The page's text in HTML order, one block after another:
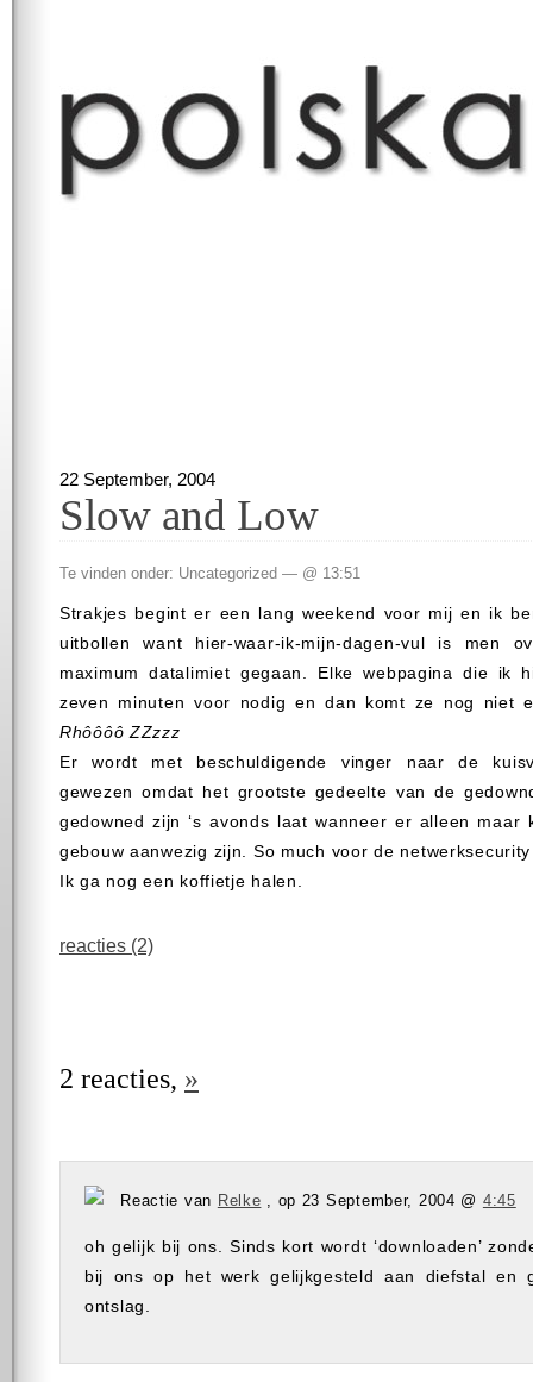
22 September, 2004
Slow and Low
Te vinden onder: Uncategorized — @ 13:51
Strakjes begint er een lang weekend voor mij en ik
uitbollen want hier-waar-ik-mijn-dagen-vul is men
maximum datalimiet gegaan. Elke webpagina die ik
zeven minuten voor nodig en dan komt ze nog niet
Rhôôôô ZZzzz
Er wordt met beschuldigende vinger naar de
gewezen omdat het grootste gedeelte van de
gedowned zijn ‘s avonds laat wanneer er alleen maar
gebouw aanwezig zijn. So much voor de
Ik ga nog een koffietje halen.
reacties (2)
2 reacties, »
Reactie van Relke , op 23 September, 2004 @ 4:45
oh gelijk bij ons. Sinds kort wordt ‘downloaden’
bij ons op het werk gelijkgesteld aan diefstal en
ontslag.